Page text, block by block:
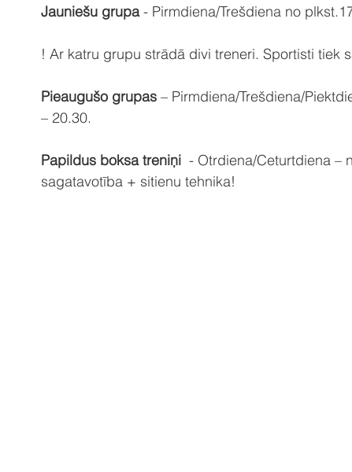
Jauniešu grupa - Pirmdiena/Trešdiena no
! Ar katru grupu strādā divi treneri. Sportisti tiek
Pieaugušo grupas – Pirmdiena/Trešdiena/
– 20.30.
Papildus boksa treniņi
- Otrdiena/Ceturtdiena –
sagatavotība + sitienu tehnika!